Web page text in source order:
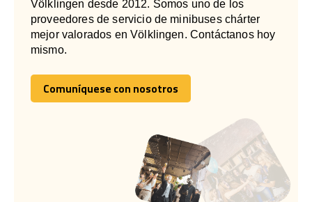
Völklingen desde 2012. Somos uno de los
proveedores de servicio de minibuses chárter
mejor valorados en Völklingen. Contáctanos hoy
mismo.
Comuníquese con nosotros
Comuníquese con nosotros